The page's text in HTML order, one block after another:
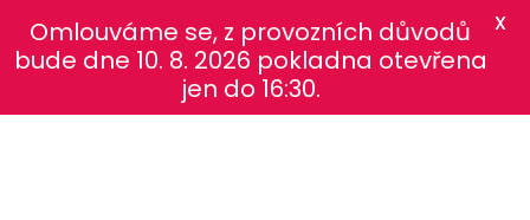
Omlouváme se, z provozních důvodů
bude dne 10. 8. 2026 pokladna otevřena
jen do 16:30.
X